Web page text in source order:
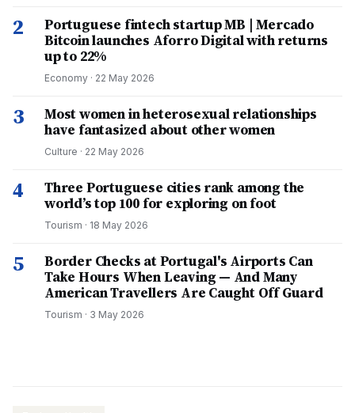
2
Portuguese fintech startup MB | Mercado
Bitcoin launches Aforro Digital with returns
up to 22%
Economy · 22 May 2026
3
Most women in heterosexual relationships
have fantasized about other women
Culture · 22 May 2026
4
Three Portuguese cities rank among the
world’s top 100 for exploring on foot
Tourism · 18 May 2026
5
Border Checks at Portugal's Airports Can
Take Hours When Leaving — And Many
American Travellers Are Caught Off Guard
Tourism · 3 May 2026